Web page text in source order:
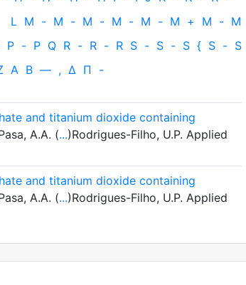
L M - M - M - M - M - M + M - M
P - P Q R - R - R S - S - S { S - S
Α Β — , Δ Π -
and titanium dioxide containing
A.A. (...)Rodrigues-Filho, U.P. Applied
and titanium dioxide containing
A.A. (...)Rodrigues-Filho, U.P. Applied